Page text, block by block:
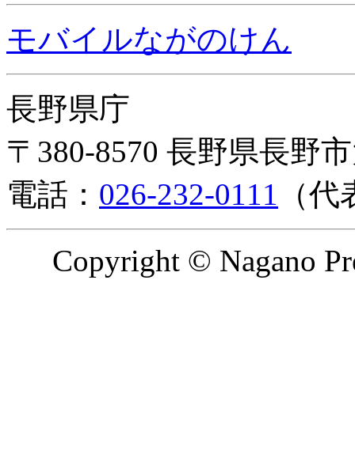
モバイルながのけん
長野県庁
〒380-8570 長野県長野
電話： 026-232-0111 （
Copyright © Nagano